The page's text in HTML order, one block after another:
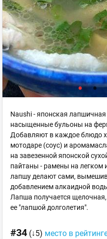
Naushi - японская
насыщенные бульоны на
Добавляют в каждое блюдо
мотодаре (соус) и
на завезенной японской
пайтаны - рамены на легком
лапшу делают сами,
добавлением алкаидной
Лапша получается
ее "лапшой долголетия".
#34 (↓5) место в